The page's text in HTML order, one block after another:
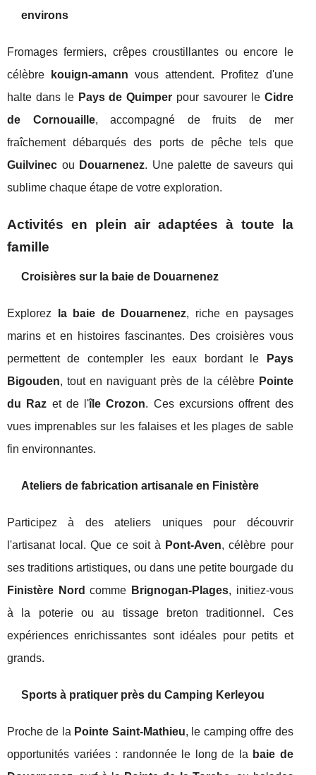
environs
Fromages fermiers, crêpes croustillantes ou encore le
célèbre
kouign-amann vous attendent. Profitez d'une
halte dans le Pays de Quimper pour savourer le Cidre
de Cornouaille, accompagné de fruits de mer
fraîchement débarqués des ports de pêche tels que
Guilvinec ou Douarnenez. Une palette de saveurs qui
sublime chaque étape de votre exploration.
Activités en plein air adaptées à toute la
famille
Croisières sur la baie de Douarnenez
Explorez la baie de Douarnenez, riche en paysages
marins et en histoires fascinantes. Des croisières vous
permettent de contempler les eaux bordant le
Pays
Bigouden, tout en naviguant près de la célèbre Pointe
du Raz et de l'île Crozon. Ces excursions offrent des
vues imprenables sur les falaises et les plages de sable
fin environnantes.
Ateliers de fabrication artisanale en Finistère
Participez à des ateliers uniques pour découvrir
l'artisanat local. Que ce soit à Pont-Aven, célèbre pour
ses traditions artistiques, ou dans une petite bourgade du
Finistère Nord comme Brignogan-Plages, initiez-vous
à la poterie ou au tissage breton traditionnel. Ces
expériences enrichissantes sont idéales pour petits et
grands.
Sports à pratiquer près du Camping Kerleyou
Proche de la Pointe Saint-Mathieu, le camping offre des
opportunités variées : randonnée le long de la baie de